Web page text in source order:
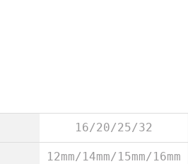
16/20/25/32
12mm/14mm/15mm/16mm